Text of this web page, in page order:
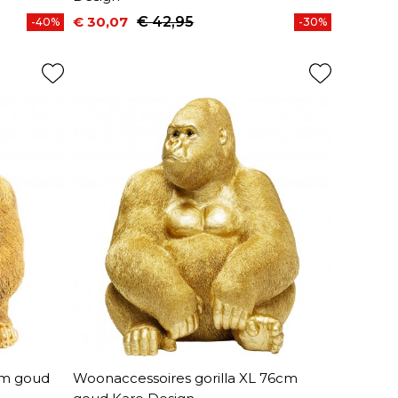
-40%
Prijs
€ 30,07
Normale prijs
€ 42,95 -30%
goud
Woonaccessoires gorilla XL 76cm